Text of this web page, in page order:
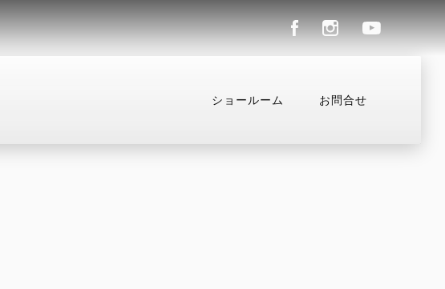
ショールーム お問合せ